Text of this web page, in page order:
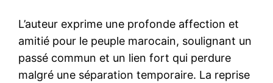
L’auteur exprime une profonde affection et
amitié pour le peuple marocain, soulignant un
passé commun et un lien fort qui perdure
malgré une séparation temporaire. La reprise